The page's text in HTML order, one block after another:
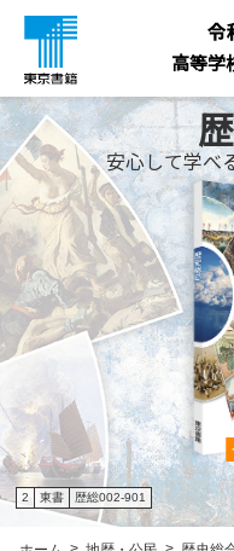
高等学
安心して学べ
2 東書 歴総002-901